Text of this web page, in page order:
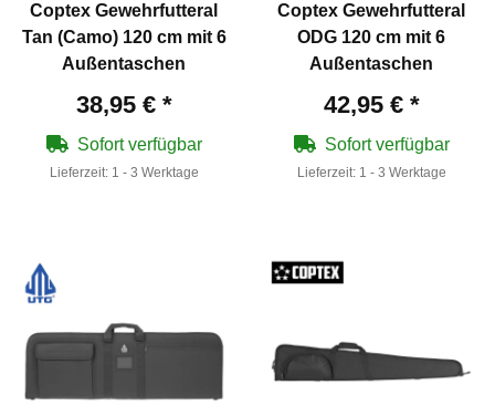
Coptex Gewehrfutteral
Tan (Camo) 120 cm mit 6
Außentaschen
38,95 € *
Sofort verfügbar
Lieferzeit: 1 - 3 Werktage
Coptex Gewehrfutteral
ODG 120 cm mit 6
Außentaschen
42,95 € *
Sofort verfügbar
Lieferzeit: 1 - 3 Werktage